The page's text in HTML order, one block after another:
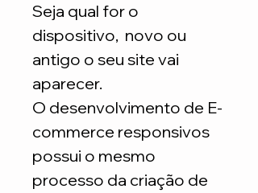
Seja qual for o
dispositivo, novo ou
antigo o seu site vai
aparecer.
O desenvolvimento de E-
commerce responsivos
possui o mesmo
processo da criação de